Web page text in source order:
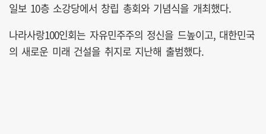
일보 10층 소강당에서 창립 총회와 기념식을 개최했다.
나라사랑100인회는 자유민주주의 정신을 드높이고, 대한민국
의 새로운 미래 건설을 취지로 지난해 출범했다.